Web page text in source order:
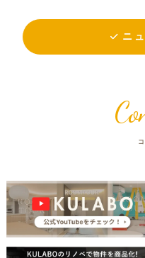
ニ